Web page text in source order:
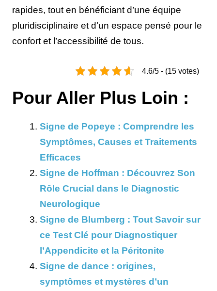
rapides, tout en bénéficiant d’une équipe
pluridisciplinaire et d’un espace pensé pour le
confort et l’accessibilité de tous.
4.6/5 - (15 votes)
Pour Aller Plus Loin :
Signe de Popeye : Comprendre les
Symptômes, Causes et Traitements
Efficaces
Signe de Hoffman : Découvrez Son
Rôle Crucial dans le Diagnostic
Neurologique
Signe de Blumberg : Tout Savoir sur
ce Test Clé pour Diagnostiquer
l’Appendicite et la Péritonite
Signe de dance : origines,
symptômes et mystères d’un